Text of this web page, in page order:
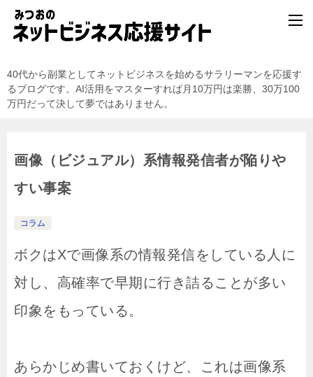
40代から副業としてネットビジネスを始めるサラリーマンを応援す
るブログです。AI活用をマスターすれば月10万円は楽勝、30万100
万円だって決して夢ではありません。
画像（ビジュアル）系情報発信者が陥りや
すい事案
コラム
ボクはXで画像系の情報発信をしている人に
対し、高確率で早期に行き詰ることが多い
印象をもっている。
あらかじめ書いておくけど、これは画像系